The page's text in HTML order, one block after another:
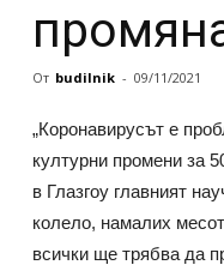
От budilnik - 09/11/2021
„Коронавирусът е
културни промени за
в Глазгоу главният
колело, намалих
всички ще трябва да